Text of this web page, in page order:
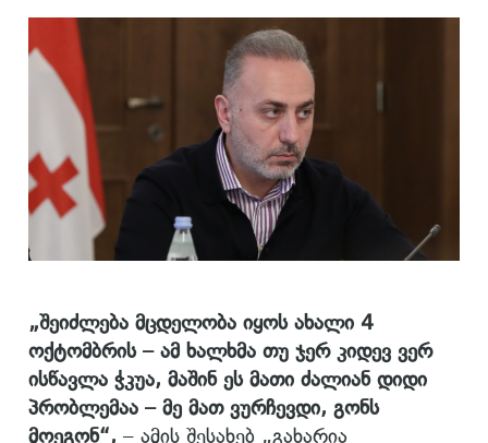
„შეიძლება მცდელობა იყოს ახალი 4
ოქტომბრის – ამ ხალხმა თუ ჯერ კიდევ ვერ
ისწავლა ჭკუა, მაშინ ეს მათი ძალიან დიდი
პრობლემაა – მე მათ ვურჩევდი, გონს
მოეგონ“, – ამის შესახებ „გახარია